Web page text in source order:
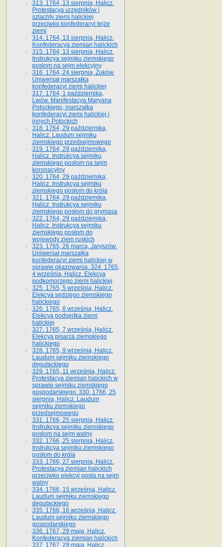
313. 1764, 13 sierpnia, Halicz.
Protestacya urzędników i
szlachty ziemi halickiej
przeciwko konfederacyi tejże
ziemi
314. 1764, 13 sierpnia, Halicz.
Konfederacya ziemian halickich
315. 1764, 13 sierpnia, Halicz.
Instrukcya sejmiku ziemskiego
posłom na sejm elekcyjny
316. 1764, 24 sierpnia, Żuków.
Uniwersał marszałka
konfederacyi ziemi halickiej
317. 1764, 1 października,
Lwów. Manifestacya Maryana
Potockiego, marszałka
konfederacyi ziemi halickiej i
innych Potockich
318. 1764, 29 października,
Halicz. Laudum sejmiku
ziemskiego przedsejmowego
319. 1764, 29 października,
Halicz. Instrukcya sejmiku
ziemskiego posłom na sejm
koronacyjny
320. 1764, 29 października,
Halicz. Instrukcya sejmiku
ziemskiego posłom do króla
321. 1764, 29 października,
Halicz. Instrukcya sejmiku
ziemskiego posłom do prymasa
322. 1764, 29 października,
Halicz. Instrukcya sejmiku
ziemskiego posłom do
wojewody ziem ruskich
323. 1765, 26 marca, Jaryszów.
Uniwersał marszałka
konfederacyi ziemi halickiej w
sprawie okazowania. 324. 1765,
4 września, Halicz. Elekcya
podkomorzego ziemi halickiej
325. 1765, 5 września, Halicz.
Elekcya sędziego ziemskiego
halickiego
326. 1765, 6 września, Halicz.
Elekcya podsędka ziemi
halickiej
327. 1765, 7 września, Halicz.
Elekcya pisarza ziemskiego
halickiego
328. 1765, 9 września, Halicz.
Laudum sejmiku ziemskiego
deputackiego
329. 1765, 11 września, Halicz.
Protestacya ziemian halickich w
sprawie sejmiku ziemskiego
gospodarskiego. 330. 1766, 25
sierpnia, Halicz. Laudum
sejmiku ziemskiego
przedsejmowego
331. 1766, 25 sierpnia, Halicz.
Instrukcya sejmiku ziemskiego
posłom na sejm walny
332. 1766, 25 sierpnia, Halicz.
Instrukcya sejmiku ziemskiego
posłom do króla
333. 1766, 27 sierpnia, Halicz.
Protestacya ziemian halickich
przeciwko elekcyi posła na sejm
walny
334. 1766, 15 września, Halicz.
Laudum sejmiku ziemskiego
deputackiego
335. 1766, 16 września, Halicz.
Laudum sejmiku ziemskiego
gospodarskiego
336. 1767, 29 maja, Halicz.
Konfederacya ziemian halickich
337. 1767, 29 maja, Halicz.